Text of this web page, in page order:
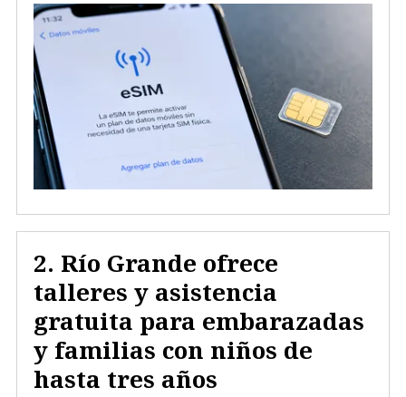
Río Grande ofrece
talleres y asistencia
gratuita para embarazadas
y familias con niños de
hasta tres años